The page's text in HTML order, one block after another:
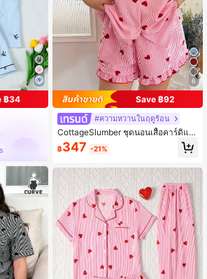
฿34
6
Save ฿92
#ความหวานในฤดูร้อน
CottageSlumber ชุดนอนเสื้อคาร์ดิแก
นคอระบายพิมพ์ลายหัวใจสีชมพูไซส์ให
ญ่พิเศษแขนสั้นพร้อมกางเกงขาสั้น
฿347 -21%